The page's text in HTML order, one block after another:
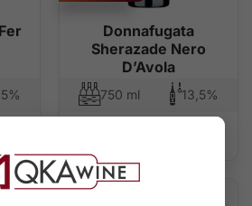
Donnafugata
Sherazade Nero
D’Avola
750 ml 13,5%